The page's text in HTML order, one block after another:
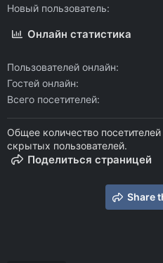
Новый пользователь
Онлайн статистика
Пользователей онлайн
Гостей онлайн
Всего посетителей
Общее количество
скрытых пользователей.
Поделиться страницей
Share